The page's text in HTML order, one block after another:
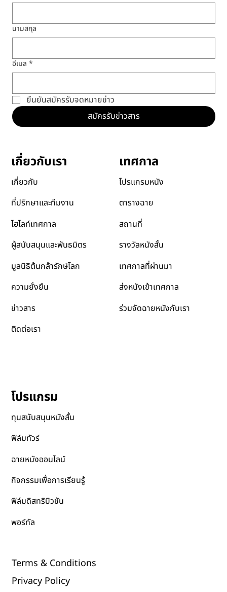
นามสกุล
อีเมล *
ยืนยันสมัครรับจดหมายข่าว
สมัครรับข่าวสาร
Terms & Conditions
Privacy Policy
เกี่ยวกับเรา
เกี่ยวกับ
ที่ปรึกษาและทีมงาน
ไฮไลท์เทศกาล
ผู้สนับสนุนและพันธมิตร
มูลนิธิต้นกล้ารักษ์โลก
ความยั่งยืน
ข่าวสาร
ติดต่อเรา
เทศกาล
โปรแกรมหนัง
ตารางฉาย
สถานที่
รางวัลหนังสั้น
เทศกาลที่ผ่านมา
ส่งหนังเข้าเทศกาล
ร่วมจัดฉายหนังกับเรา
โปรแกรม
ทุนสนับสนุนหนังสั้น
ฟิล์มทัวร์
ฉายหนังออนไลน์
กิจกรรมเพื่อการเรียนรู้
ฟิล์มดิสทริบิวชัน
พอร์ทัล